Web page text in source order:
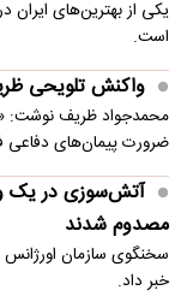
است.
واکنش تلویحی
محمدجواد ظریف نوشت:
ضرورت پیمان‌های دفاعی
مصدوم شدند
سخنگوی سازمان اورژانس
خبر داد.